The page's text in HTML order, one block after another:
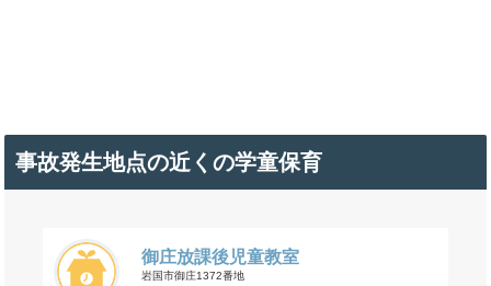
事故発生地点の近くの学童保育
御庄放課後児童教室
岩国市御庄1372番地